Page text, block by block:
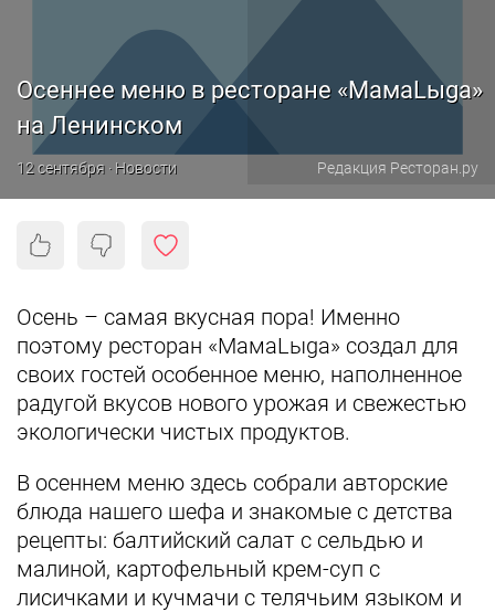
Осеннее меню в ресторане «МамаLыga»
на Ленинском
12 сентября · Новости Редакция Ресторан.ру
Осень – самая вкусная пора! Именно
поэтому ресторан «МамаLыga» создал для
своих гостей особенное меню, наполненное
радугой вкусов нового урожая и свежестью
экологически чистых продуктов.
В осеннем меню здесь собрали авторские
блюда нашего шефа и знакомые с детства
рецепты: балтийский салат с сельдью и
малиной, картофельный крем-суп с
лисичками и кучмачи с телячьим языком и